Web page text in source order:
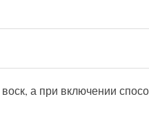
а при включении